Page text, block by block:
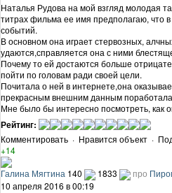
Наталья Рудова на мой взгляд молодая
титрах фильма ее имя предполагаю, что
событий.
В основном она играет стервозных,
удаются,справляется она с ними
Почему то ей достаются больше
пойти по головам ради своей цели.
Почитала о ней в интернете,она
прекрасным внешним данным
Мне было бы интересно посмотреть, как
Рейтинг:
Комментировать · Нравится объект ·
+14
Галина Мягтина 140 1833 про
10 апреля 2016 в 00:19